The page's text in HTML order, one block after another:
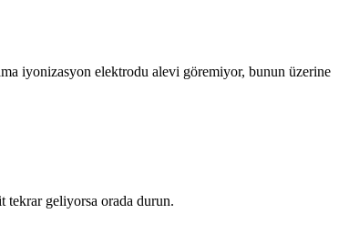
iyonizasyon elektrodu alevi göremiyor, bunun üzerine
tekrar geliyorsa orada durun.